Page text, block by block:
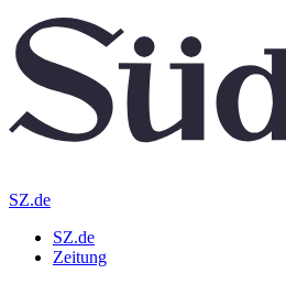
SZ.de
SZ.de
Zeitung